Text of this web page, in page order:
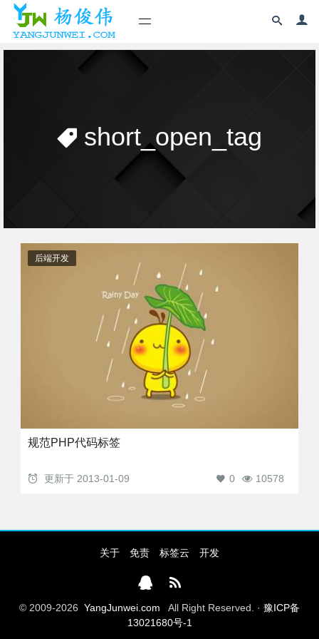
short_open_tag
后端开发
规范PHP代码标签
更新于 2013-01-09 10578
0
关于 免责 标签云 开发
© 2009-2026 YangJunwei.com All Right Reserved. · 豫ICP备
13021680号-1